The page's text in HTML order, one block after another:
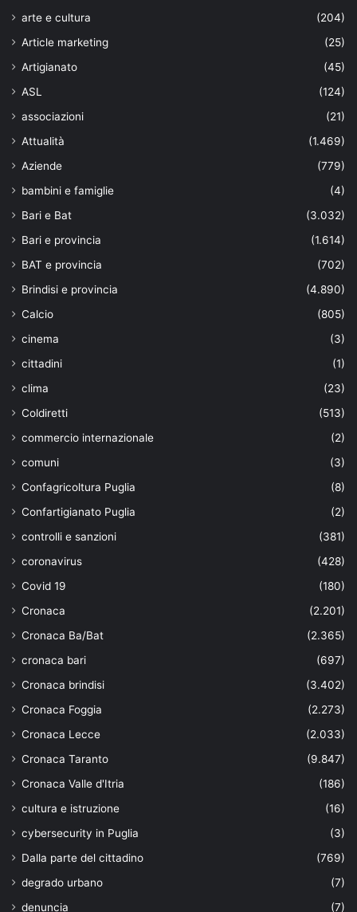
arte e cultura
(204)
Article marketing
(25)
Artigianato
(45)
ASL
(124)
associazioni
(21)
Attualità
(1.469)
Aziende
(779)
bambini e famiglie
(4)
Bari e Bat
(3.032)
Bari e provincia
(1.614)
BAT e provincia
(702)
Brindisi e provincia
(4.890)
Calcio
(805)
cinema
(3)
cittadini
(1)
clima
(23)
Coldiretti
(513)
commercio internazionale
(2)
comuni
(3)
Confagricoltura Puglia
(8)
Confartigianato Puglia
(2)
controlli e sanzioni
(381)
coronavirus
(428)
Covid 19
(180)
Cronaca
(2.201)
Cronaca Ba/Bat
(2.365)
cronaca bari
(697)
Cronaca brindisi
(3.402)
Cronaca Foggia
(2.273)
Cronaca Lecce
(2.033)
Cronaca Taranto
(9.847)
Cronaca Valle d'Itria
(186)
cultura e istruzione
(16)
cybersecurity in Puglia
(3)
Dalla parte del cittadino
(769)
degrado urbano
(7)
denuncia
(7)